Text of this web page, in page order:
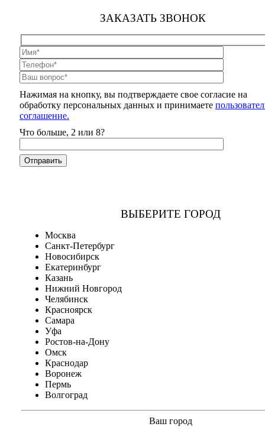
ЗАКАЗАТЬ ЗВОНОК
Нажимая на кнопку, вы подтверждаете свое согласие на
обработку персональных данных и принимаете
соглашение.
Что больше, 2 или 8?
ВЫБЕРИТЕ ГОРОД
Москва
Санкт-Петербург
Новосибирск
Екатеринбург
Казань
Нижний Новгород
Челябинск
Красноярск
Самара
Уфа
Ростов-на-Дону
Омск
Краснодар
Воронеж
Пермь
Волгоград
Ваш город